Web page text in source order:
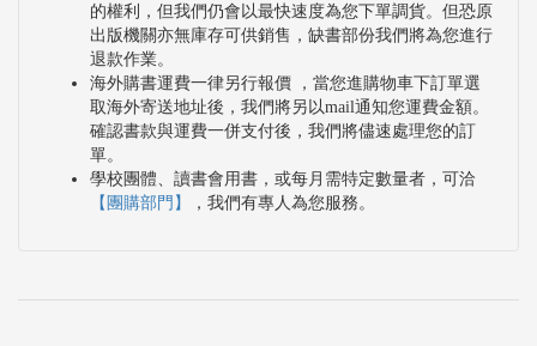
的權利，但我們仍會以最快速度為您下單調貨。但恐原
出版機關亦無庫存可供銷售，缺書部份我們將為您進行
退款作業。
海外購書運費一律另行報價 ，當您進購物車下訂單選
取海外寄送地址後，我們將另以mail通知您運費金額。
確認書款與運費一併支付後，我們將儘速處理您的訂
單。
學校團體、讀書會用書，或每月需特定數量者，可洽
【團購部門】
，我們有專人為您服務。